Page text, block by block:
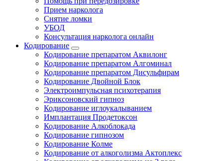
Прием нарколога
Снятие ломки
УБОД
Консультация нарколога онлайн
Кодирование
Кодирование препаратом Аквилонг
Кодирование препаратом Алгоминал
Кодирование препаратом Дисульфирам
Кодирование Двойной Блок
Электроимпульсная психотерапия
Эриксоновский гипноз
Кодирование иглоукалыванием
Имплантация Продетоксон
Кодирование Алкоблокада
Кодирование гипнозом
Кодирование Колме
Кодирование от алкоголизма Актоплекс